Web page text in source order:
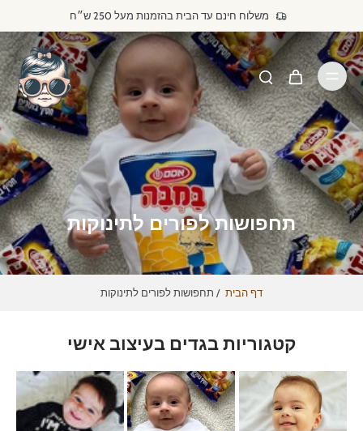
משלוח חינם עד הבית בהזמנות מעל 250 ש״ח
תחפושות לפורים לתינוקות
דף הבית / תחפושות לפורים לתינוקות
קטגוריות בגדים בעיצוב אישי